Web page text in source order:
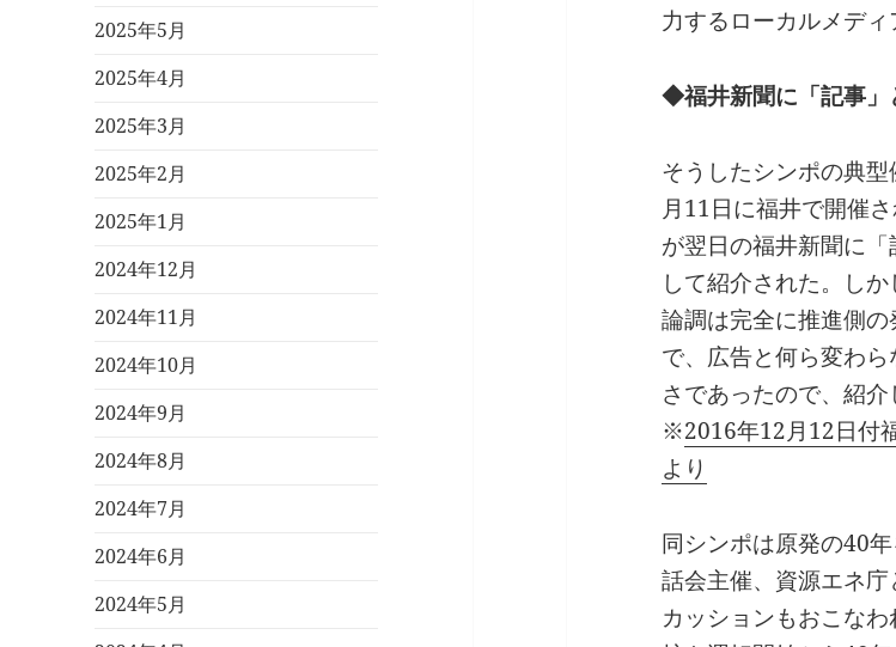
2025年5月
2025年4月
2025年3月
2025年2月
2025年1月
2024年12月
2024年11月
2024年10月
2024年9月
2024年8月
2024年7月
2024年6月
2024年5月
力するローカルメディ
◆福井新聞に「記事」
そうしたシンポの典
月11日に福井で開催
が翌日の福井新聞に「
して紹介された。し
論調は完全に推進側の
で、広告と何ら変わ
さであったので、紹介
※2016年12月12日付
より
同シンポは原発の40
話会主催、資源エネ
カッションもおこな